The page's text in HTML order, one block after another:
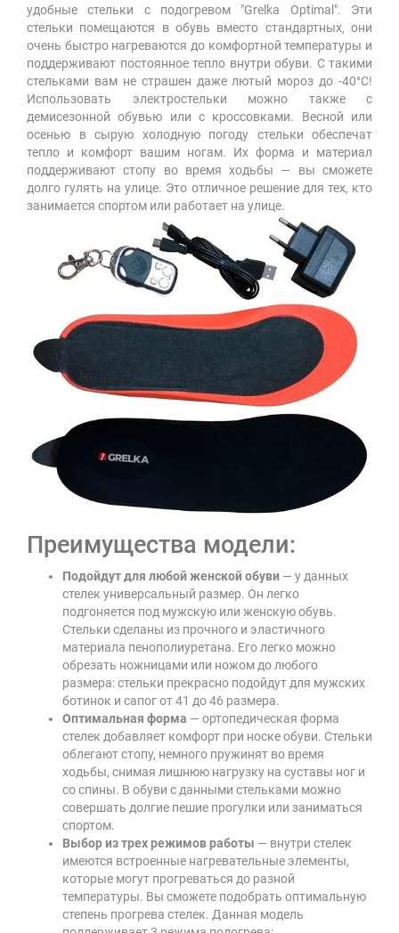
удобные стельки с подогревом "Grelka Оptimal". Эти
стельки помещаются в обувь вместо стандартных, они
очень быстро нагреваются до комфортной температуры и
поддерживают постоянное тепло внутри обуви. С такими
стельками вам не страшен даже лютый мороз до -40°С!
Использовать электростельки можно также с
демисезонной обувью или с кроссовками. Весной или
осенью в сырую холодную погоду стельки обеспечат
тепло и комфорт вашим ногам. Их форма и материал
поддерживают стопу во время ходьбы — вы сможете
долго гулять на улице. Это отличное решение для тех, кто
занимается спортом или работает на улице.
Преимущества модели:
Подойдут для любой женской обуви — у данных
стелек универсальный размер. Он легко
подгоняется под мужскую или женскую обувь.
Стельки сделаны из прочного и эластичного
материала пенополиуретана. Его легко можно
обрезать ножницами или ножом до любого
размера: стельки прекрасно подойдут для мужских
ботинок и сапог от 41 до 46 размера.
Оптимальная форма — ортопедическая форма
стелек добавляет комфорт при носке обуви. Стельки
облегают стопу, немного пружинят во время
ходьбы, снимая лишнюю нагрузку на суставы ног и
со спины. В обуви с данными стельками можно
совершать долгие пешие прогулки или заниматься
спортом.
Выбор из трех режимов работы — внутри стелек
имеются встроенные нагревательные элементы,
которые могут прогреваться до разной
температуры. Вы сможете подобрать оптимальную
степень прогрева стелек. Данная модель